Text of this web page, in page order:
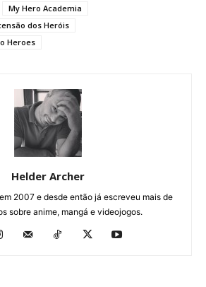
My Hero Academia
dos Heróis
Heroes
Helder Archer
2007 e desde então já escreveu mais de
sobre anime, mangá e videojogos.